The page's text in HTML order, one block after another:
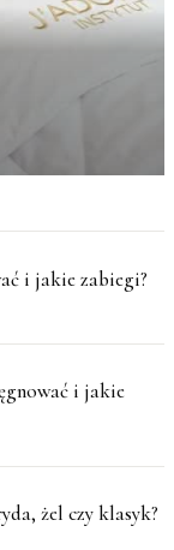
i jakie zabiegi?
i jakie
żel czy klasyk?